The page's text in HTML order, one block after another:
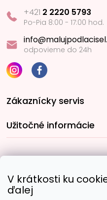
V krátkosti ku
ďalej
+421 2 2220 5793
Po-Pia 8:00 - 17:00 hod.
odpovieme do 24h
Zákaznícky servis
Užitočné informácie